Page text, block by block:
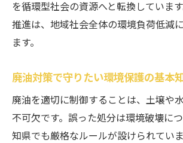
を循環型社会の資源へと転換していま
推進は、地域社会全体の環境負荷低減
ます。
廃油対策で守りたい環境保護の基本
廃油を適切に制御することは、土壌や
不可欠です。誤った処分は環境破壊に
知県でも厳格なルールが設けられてい